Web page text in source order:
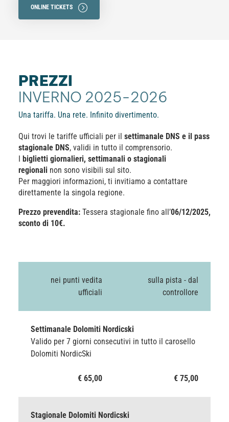
ONLINE TICKETS
PREZZI
INVERNO 2025-2026
Una tariffa. Una rete. Infinito divertimento.
Qui trovi le tariffe ufficiali per il settimanale DNS e il pass
stagionale DNS, validi in tutto il comprensorio.
biglietti giornalieri, settimanali o stagionali
regionali non sono visibili sul sito.
Per maggiori informazioni, ti invitiamo a contattare
direttamente la singola regione.
Prezzo prevendita: Tessera stagionale fino all’06/12/2025,
sconto di 10€.
nei punti vedita
ufficiali
sulla pista - dal
controllore
Settimanale Dolomiti Nordicski
Valido per 7 giorni consecutivi in tutto il carosello
Dolomiti NordicSki
€ 65,00 € 75,00
Stagionale Dolomiti Nordicski